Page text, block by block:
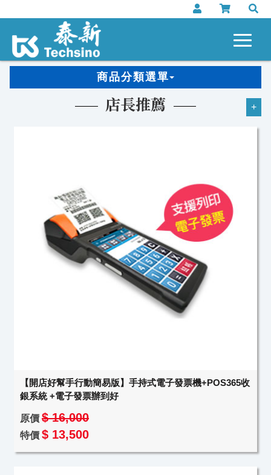
商品分類選單
店長推薦 +
【開店好幫手行動簡易版】手持式電子發票機+POS365收
銀系統 +電子發票辦到好
原價 $ 16,000
特價 $ 13,500